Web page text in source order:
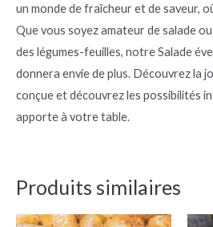
un monde de fraîcheur et de saveur,
Que vous soyez amateur de salade
des légumes-feuilles, notre Salade
donnera envie de plus. Découvrez la
conçue et découvrez les possibilités
apporte à votre table.
Produits similaires